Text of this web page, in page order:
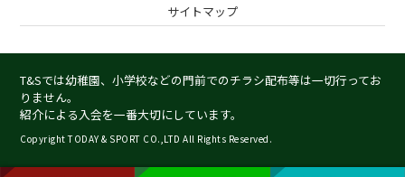
サイトマップ
T&Sでは幼稚園、小学校などの門前でのチラシ配布等は一切行ってお
りません。
紹介による入会を一番大切にしています。
Copyright TODAY & SPORT CO.,LTD All Rights Reserved.